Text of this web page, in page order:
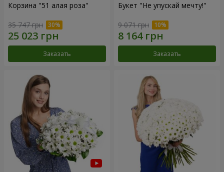
Корзина "51 алая роза"
35 747 грн
Заказать
Букет "Не упускай мечту!"
9 071 грн
Заказать